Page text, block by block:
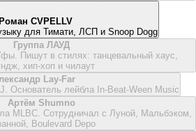
Роман CVPELLV
для Тимати, ЛСП и Snoop Dogg
Группа ЛАУД
Пишут в стилях: танцевальный хаус,
хип-хоп и чилаут
Lay-Far
Основатель лейбла In-Beat-Ween Music
Артём Shumno
MLBC. Сотрудничал с Луной, Мальбэком,
Boulevard Depo